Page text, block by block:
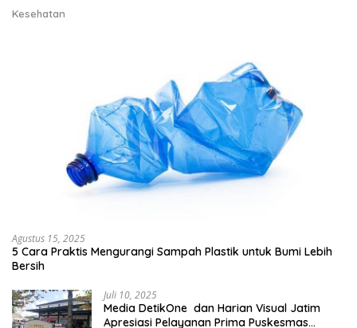
Kesehatan
Agustus 15, 2025
5 Cara Praktis Mengurangi Sampah Plastik untuk Bumi Lebih
Bersih
Juli 10, 2025
Media DetikOne dan Harian Visual Jatim
Apresiasi Pelayanan Prima Puskesmas